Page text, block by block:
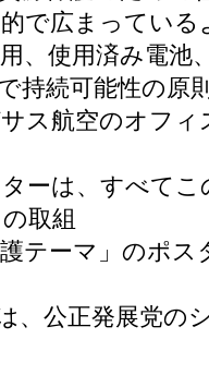
で広まっている
、使用済み電池
持続可能性の原
ス航空のオフ
ーは、すべて
取組
テーマ」のポス
、公正発展党